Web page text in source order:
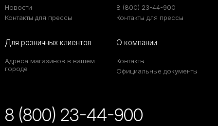
Новости
Контакты для прессы
8 (800) 23-44-900
Контакты для прессы
Для розничных клиентов
Адреса магазинов в вашем
городе
О компании
Контакты
Официальные документы
8 (800) 23-44-900